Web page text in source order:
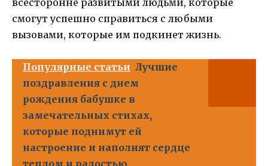
всесторонне развитыми людьми, которые
смогут успешно справиться с любыми
вызовами, которые им подкинет жизнь.
Популярные статьи Лучшие
поздравления с днем
рождения бабушке в
замечательных стихах,
которые поднимут ей
настроение и наполнят сердце